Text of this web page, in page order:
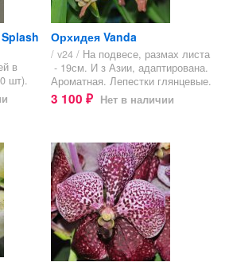
в
шт).
Орхидея Vanda
/ v24 / На подвесе, размах листа
- 19см. И з Азии, адаптирована.
Ароматная. Лепестки глянцевые.
3 100 ₽ Нет в наличии